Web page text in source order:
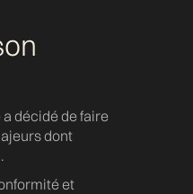
décidé de faire
dont
et